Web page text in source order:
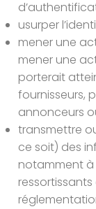
usurper
mener une
mener une
porterait
fournisseurs,
annonceurs
transmettre
ce soit) des
notamment à